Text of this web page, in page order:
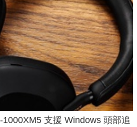
支援 Windows 頭部追